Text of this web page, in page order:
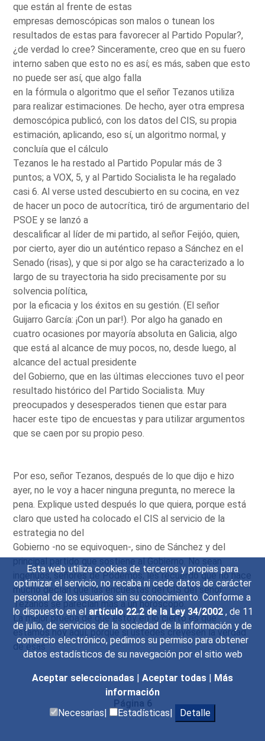
Esta web utiliza cookies de terceros y propias para
optimizar el servicio, no recaba ni cede datos de carácter
personal de los usuarios sin su conocimiento. Conforme a
lo dispuesto en el artículo 22.2 de la Ley 34/2002 , de 11
de julio, de servicios de la sociedad de la información y de
comercio electrónico, pedimos su permiso para obtener
datos estadísticos de su navegación por el sitio web
Aceptar seleccionadas | Aceptar todas | Más
información
Necesarias|
Estadísticas| Detalle
que están al frente de estas
empresas demoscópicas son malos o tunean los
resultados de estas para favorecer al Partido Popular?,
¿de verdad lo cree? Sinceramente, creo que en su fuero
interno saben que esto no es así; es más, saben que esto
no puede ser así, que algo falla
en la fórmula o algoritmo que el señor Tezanos utiliza
para realizar estimaciones. De hecho, ayer otra empresa
demoscópica publicó, con los datos del CIS, su propia
estimación, aplicando, eso sí, un algoritmo normal, y
concluía que el cálculo
Tezanos le ha restado al Partido Popular más de 3
puntos; a VOX, 5, y al Partido Socialista le ha regalado
casi 6. Al verse usted descubierto en su cocina, en vez
de hacer un poco de autocrítica, tiró de argumentario del
PSOE y se lanzó a
descalificar al líder de mi partido, al señor Feijóo, quien,
por cierto, ayer dio un auténtico repaso a Sánchez en el
Senado (risas), y que si por algo se ha caracterizado a lo
largo de su trayectoria ha sido precisamente por su
solvencia política,
por la eficacia y los éxitos en su gestión. (El señor
Guijarro García: ¡Con un par!). Por algo ha ganado en
cuatro ocasiones por mayoría absoluta en Galicia, algo
que está al alcance de muy pocos, no, desde luego, al
alcance del actual presidente
del Gobierno, que en las últimas elecciones tuvo el peor
resultado histórico del Partido Socialista. Muy
preocupados y desesperados tienen que estar para
hacer este tipo de encuestas y para utilizar argumentos
que se caen por su propio peso.
Por eso, señor Tezanos, después de lo que dijo e hizo
ayer, no le voy a hacer ninguna pregunta, no merece la
pena. Explique usted después lo que quiera, porque está
claro que usted ha colocado el CIS al servicio de la
estrategia no del
Gobierno -no se equivoquen-, sino de Sánchez y del
principal partido que sostiene al Gobierno. No sean
ingenuos, señores de Podemos; les recuerdo que no hace
mucho decían que las encuestas del CIS del señor
Tezanos se parecían más a un horóscopo.
La mejor prueba de que estoy en lo cierto es que
estamos hoy aquí, porque si ustedes creyesen la verdad
de esas
Página 6